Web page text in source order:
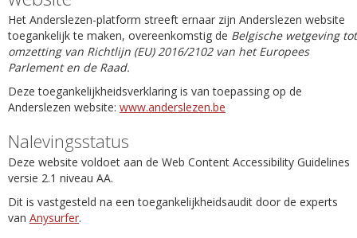
Het Anderslezen-platform streeft ernaar zijn Anderslezen website
toegankelijk te maken, overeenkomstig de Belgische wetgeving tot
omzetting van Richtlijn (EU) 2016/2102 van het Europees
Parlement en de Raad.
Deze toegankelijkheidsverklaring is van toepassing op de
Anderslezen website: www.anderslezen.be
Nalevingsstatus
Deze website voldoet aan de Web Content Accessibility Guidelines
versie 2.1 niveau AA.
Dit is vastgesteld na een toegankelijkheidsaudit door de experts
van Anysurfer.